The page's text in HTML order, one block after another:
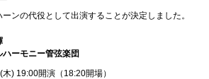
ンの代役として出演することが決定しました。
ハーモニー管弦楽団
) 19:00開演（18:20開場）